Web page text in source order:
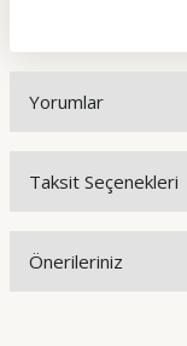
Yorumlar
Taksit Seçenekleri
Önerileriniz